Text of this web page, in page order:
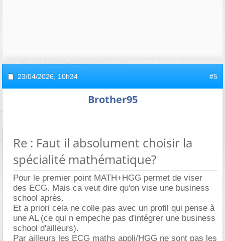
23/04/2026, 10h34 #5
Brother95
Re : Faut il absolument choisir la
spécialité mathématique?
Pour le premier point MATH+HGG permet de viser
des ECG. Mais ca veut dire qu'on vise une business
school après.
Et a priori cela ne colle pas avec un profil qui pense à
une AL (ce qui n empeche pas d'intégrer une business
school d'ailleurs).
Par ailleurs les ECG maths appli/HGG ne sont pas les